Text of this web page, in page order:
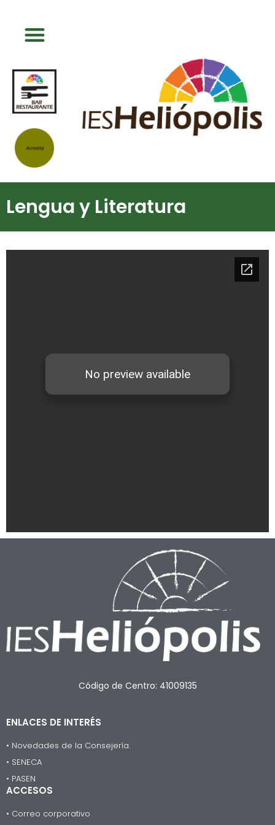
Lengua y Literatura
Código de Centro: 41009135
ENLACES DE INTERÉS
• Novedades de la Consejería.
• SENECA
• PASEN
ACCESOS
• Correo corporativo